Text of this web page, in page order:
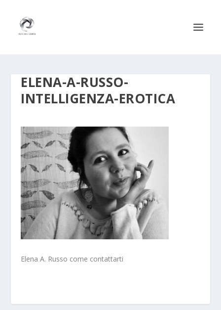
ELENA-A-RUSSO-
INTELLIGENZA-EROTICA
Elena A. Russo come contattarti